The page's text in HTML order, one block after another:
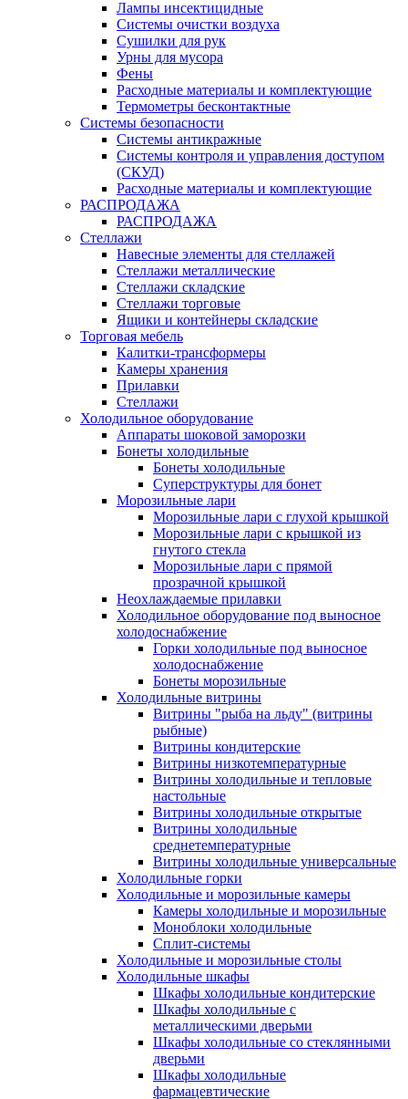
Лампы инсектицидные
Системы очистки воздуха
Сушилки для рук
Урны для мусора
Фены
Расходные материалы и комплектующие
Термометры бесконтактные
Системы безопасности
Системы антикражные
Системы контроля и управления доступом
(СКУД)
Расходные материалы и комплектующие
РАСПРОДАЖА
РАСПРОДАЖА
Стеллажи
Навесные элементы для стеллажей
Стеллажи металлические
Стеллажи складские
Стеллажи торговые
Ящики и контейнеры складские
Торговая мебель
Калитки-трансформеры
Камеры хранения
Прилавки
Стеллажи
Холодильное оборудование
Аппараты шоковой заморозки
Бонеты холодильные
Бонеты холодильные
Суперструктуры для бонет
Морозильные лари
Морозильные лари с глухой крышкой
Морозильные лари с крышкой из
гнутого стекла
Морозильные лари с прямой
прозрачной крышкой
Неохлаждаемые прилавки
Холодильное оборудование под выносное
холодоснабжение
Горки холодильные под выносное
холодоснабжение
Бонеты морозильные
Холодильные витрины
Витрины "рыба на льду" (витрины
рыбные)
Витрины кондитерские
Витрины низкотемпературные
Витрины холодильные и тепловые
настольные
Витрины холодильные открытые
Витрины холодильные
среднетемпературные
Витрины холодильные универсальные
Холодильные горки
Холодильные и морозильные камеры
Камеры холодильные и морозильные
Моноблоки холодильные
Сплит-системы
Холодильные и морозильные столы
Холодильные шкафы
Шкафы холодильные кондитерские
Шкафы холодильные с
металлическими дверьми
Шкафы холодильные со стеклянными
дверьми
Шкафы холодильные
фармацевтические